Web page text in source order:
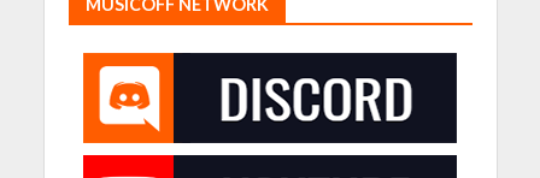
MUSICOFF NETWORK